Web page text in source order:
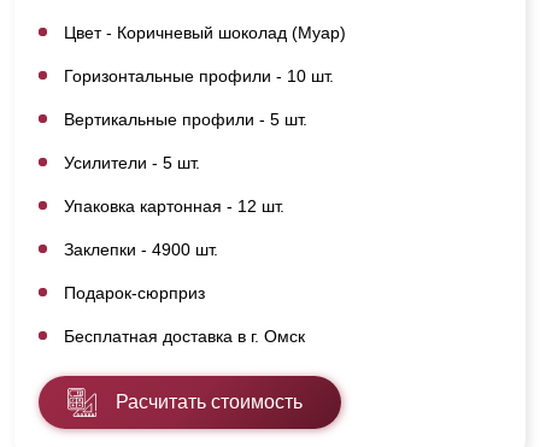
Цвет - Коричневый шоколад (Муар)
Горизонтальные профили - 10 шт.
Вертикальные профили - 5 шт.
Усилители - 5 шт.
Упаковка картонная - 12 шт.
Заклепки - 4900 шт.
Подарок-сюрприз
Бесплатная доставка в г. Омск
Расчитать стоимость